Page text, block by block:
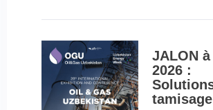
de
2026
JALON
2026 :
tamisage